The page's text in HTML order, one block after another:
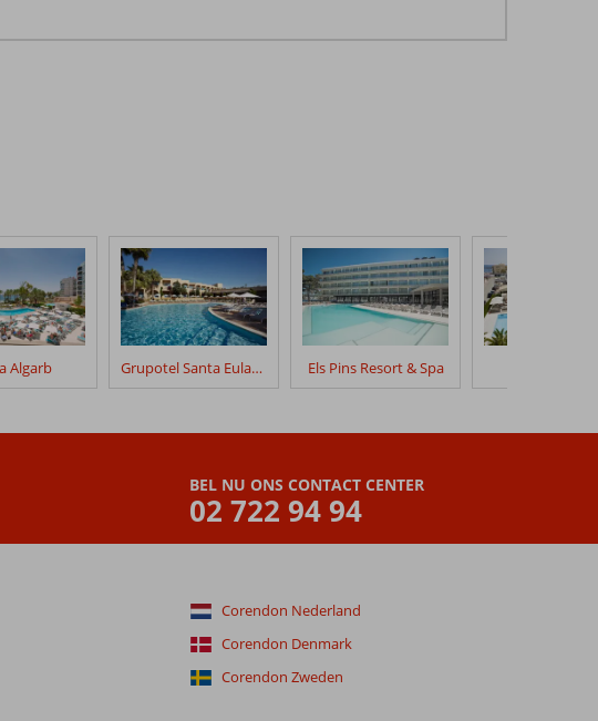
Algarb Grupotel Santa Eularia & Spa Els Pins Resort & Spa
BEL NU ONS CONTACT CENTER
02 722 94 94
Corendon Nederland
Corendon Denmark
Corendon Zweden